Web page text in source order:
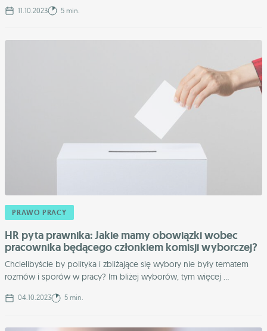
11.10.2023 5 min.
PRAWO PRACY
HR pyta prawnika: Jakie mamy obowiązki wobec
pracownika będącego członkiem komisji wyborczej?
Chcielibyście by polityka i zbliżające się wybory nie były tematem
rozmów i sporów w pracy? Im bliżej wyborów, tym więcej ...
04.10.2023 5 min.